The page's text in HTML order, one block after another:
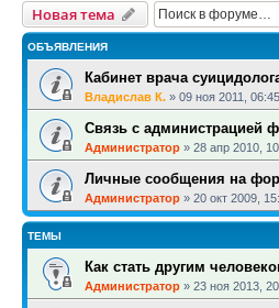
Новая тема
ОБЪЯВЛЕНИЯ
Кабинет врача
Владислав К. » 09 ноя 2011, 06:45
Связь с администрацией
Администратор » 28 апр 2010,
Личные сообщения на
Администратор » 20 окт 2009,
ТЕМЫ
Как стать другим
Администратор » 23 ноя 2013,